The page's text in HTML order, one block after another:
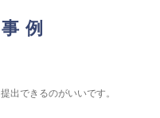
例
出できるのがいいです。